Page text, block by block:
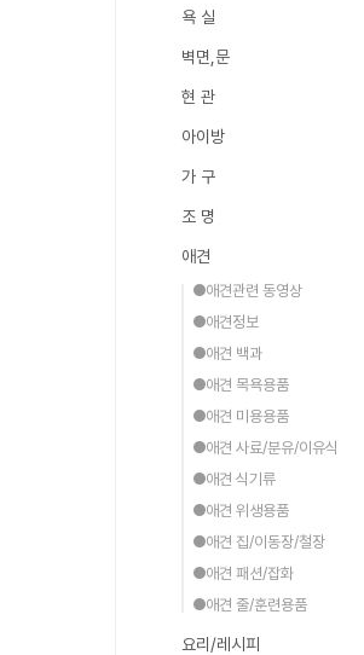
욕 실
벽면,문
현 관
아이방
가 구
조 명
애견
●애견관련 동영상
●애견정보
●애견 백과
●애견 목욕용품
●애견 미용용품
●애견 사료/분유/이유식
●애견 식기류
●애견 위생용품
●애견 집/이동장/철장
●애견 패션/잡화
●애견 줄/훈련용품
요리/레시피